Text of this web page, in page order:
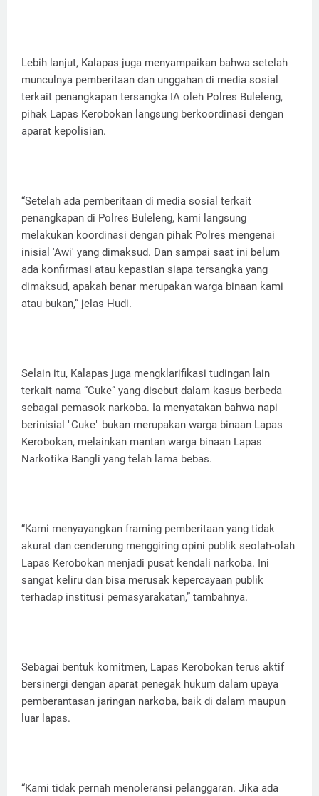
Lebih lanjut, Kalapas juga menyampaikan bahwa setelah
munculnya pemberitaan dan unggahan di media sosial
terkait penangkapan tersangka IA oleh Polres Buleleng,
pihak Lapas Kerobokan langsung berkoordinasi dengan
aparat kepolisian.
“Setelah ada pemberitaan di media sosial terkait
penangkapan di Polres Buleleng, kami langsung
melakukan koordinasi dengan pihak Polres mengenai
inisial 'Awi' yang dimaksud. Dan sampai saat ini belum
ada konfirmasi atau kepastian siapa tersangka yang
dimaksud, apakah benar merupakan warga binaan kami
atau bukan,” jelas Hudi.
Selain itu, Kalapas juga mengklarifikasi tudingan lain
terkait nama “Cuke” yang disebut dalam kasus berbeda
sebagai pemasok narkoba. Ia menyatakan bahwa napi
berinisial "Cuke" bukan merupakan warga binaan Lapas
Kerobokan, melainkan mantan warga binaan Lapas
Narkotika Bangli yang telah lama bebas.
“Kami menyayangkan framing pemberitaan yang tidak
akurat dan cenderung menggiring opini publik seolah-olah
Lapas Kerobokan menjadi pusat kendali narkoba. Ini
sangat keliru dan bisa merusak kepercayaan publik
terhadap institusi pemasyarakatan,” tambahnya.
Sebagai bentuk komitmen, Lapas Kerobokan terus aktif
bersinergi dengan aparat penegak hukum dalam upaya
pemberantasan jaringan narkoba, baik di dalam maupun
luar lapas.
“Kami tidak pernah menoleransi pelanggaran. Jika ada